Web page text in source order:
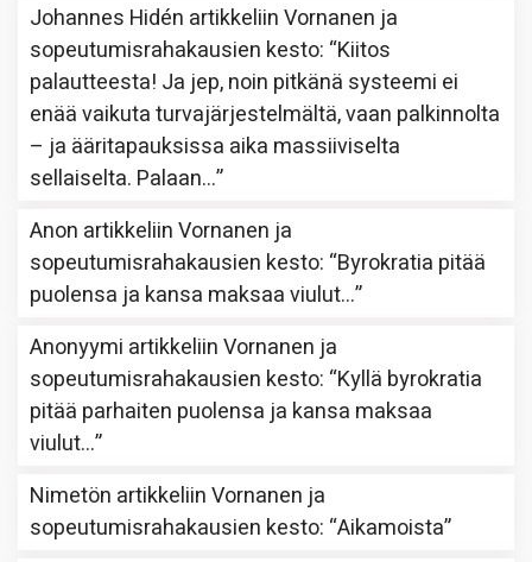
Johannes Hidén artikkeliinVornanen ja
sopeutumisrahakausien kesto: “Kiitos
palautteesta! Ja jep, noin pitkänä systeemi ei
enää vaikuta turvajärjestelmältä, vaan palkinnolta
– ja ääritapauksissa aika massiiviselta
sellaiselta. Palaan…”
Anon artikkeliinVornanen ja
sopeutumisrahakausien kesto: “Byrokratia pitää
puolensa ja kansa maksaa viulut…”
Anonyymi artikkeliinVornanen ja
sopeutumisrahakausien kesto: “Kyllä byrokratia
pitää parhaiten puolensa ja kansa maksaa
viulut…”
Nimetön artikkeliinVornanen ja
sopeutumisrahakausien kesto: “Aikamoista”